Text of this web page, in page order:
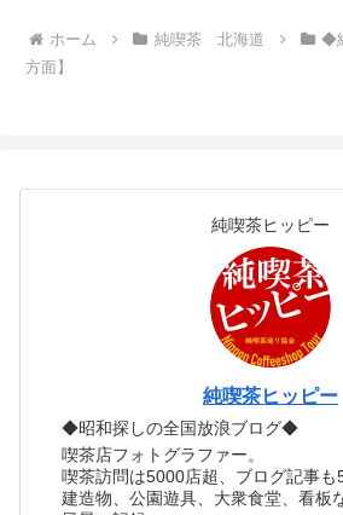
ホーム 純喫茶 北海道
◆
方面】
純喫茶ヒッピー
純喫茶ヒッピー
◆昭和探しの全国放浪ブログ◆
喫茶店フォトグラファー。
喫茶訪問は5000店超、ブログ記事も
建造物、公園遊具、大衆食堂、看板